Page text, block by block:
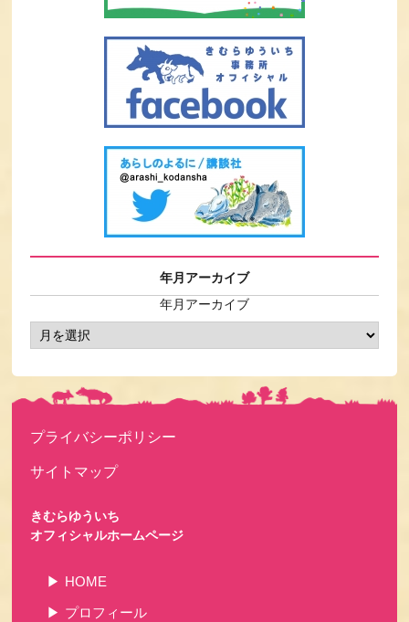
年月アーカイブ
年月アーカイブ
プライバシーポリシー
サイトマップ
きむらゆういち
オフィシャルホームページ
HOME
プロフィール